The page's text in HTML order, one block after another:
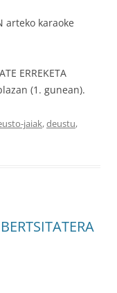
arteko karaoke
ERREKETA
(1. gunean).
jaiak,deustu,